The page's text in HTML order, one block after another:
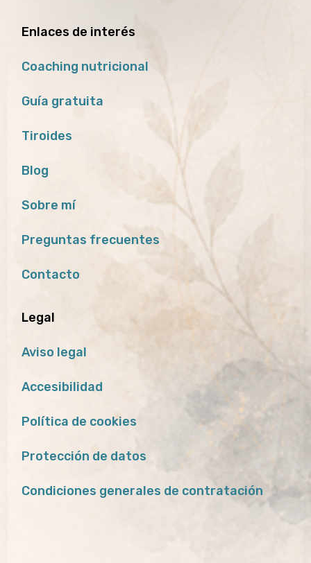
Enlaces de interés
Coaching nutricional
Guía gratuita
Tiroides
Blog
Sobre mí
Preguntas frecuentes
Contacto
Legal
Aviso legal
Accesibilidad
Política de cookies
Protección de datos
Condiciones generales de contratación